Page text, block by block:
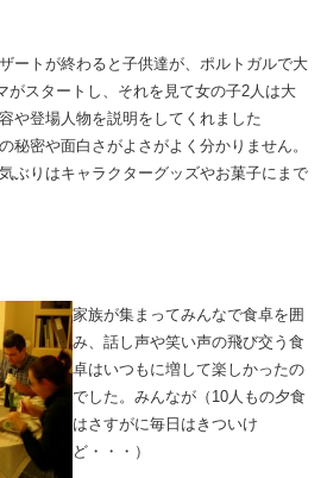
ートが終わると子供達が、ポルトガルで大
がスタートし、それを見て女の子2人は大
や登場人物を説明をしてくれました
秘密や面白さがよさがよく分かりません。
ぶりはキャラクターグッズやお菓子にまで
家族が集まってみんなで食卓を囲
み、話し声や笑い声の飛び交う食
卓はいつもに増して楽しかったの
でした。みんなが（10人もの夕食
はさすがに毎日はきついけ
ど・・・）